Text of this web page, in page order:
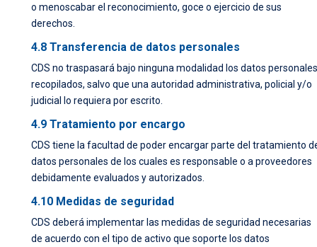
o menoscabar el reconocimiento, goce o ejercicio de sus
derechos.
4.8 Transferencia de datos personales
CDS no traspasará bajo ninguna modalidad los datos personales
recopilados, salvo que una autoridad administrativa, policial y/o
judicial lo requiera por escrito.
4.9 Tratamiento por encargo
CDS tiene la facultad de poder encargar parte del tratamiento
datos personales de los cuales es responsable o a proveedores
debidamente evaluados y autorizados.
4.10 Medidas de seguridad
CDS deberá implementar las medidas de seguridad necesarias
de acuerdo con el tipo de activo que soporte los datos